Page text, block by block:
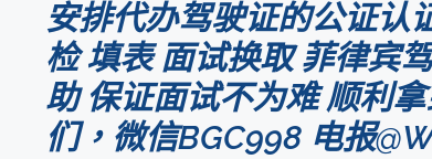
安排代办驾驶证的公证认
检 填表 面试换取 菲律宾
助 保证面试不为难 顺利
们，微信BGC998 电报